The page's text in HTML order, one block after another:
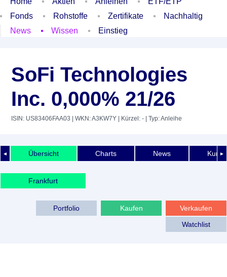
Fonds
Rohstoffe Zertifikate
Nachhaltig
News
Wissen Einstieg
SoFi Technologies
Inc. 0,000% 21/26
ISIN: US83406FAA03 | WKN: A3KW7Y | Kürzel: - | Typ: Anleihe
◄ ►
Übersicht Charts News
Frankfurt
Verkaufen
Kaufen
Portfolio
Watchlist